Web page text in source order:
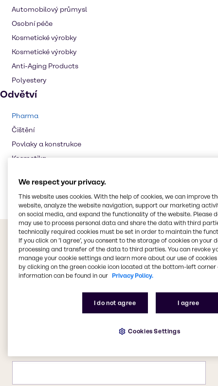
Automobilový průmysl
Osobní péče
Kosmetické výrobky
Kosmetické výrobky
Anti-Aging Products
Polyestery
Odvětví
Pharma
Čištění
Povlaky a konstrukce
Kosmetika
Guma
We respect your privacy.
This website uses cookies. With the help of cookies, we can improve
website, analyze the website navigation, support our marketing
on social media, and expand the functionality of the website. Please
may use to process personal data and share the data with third
technically required cookies must be set in order to maintain the
If you click on ’I agree’, you consent to the storage of cookies on your
processing and transfer of the data to third parties. You can revoke
manage your cookie settings and learn more about our use of cookies
by clicking on the green cookie icon located at the bottom-left corner
information can be found in our Privacy Policy.
I do not agree I agree
Cookies Settings